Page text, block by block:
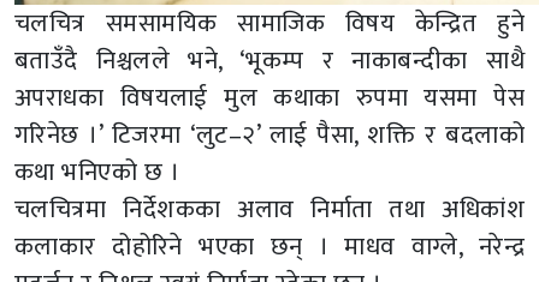
चलचित्र समसामयिक सामाजिक विषय केन्द्रित हुने
बताउँदै निश्चलले भने, ‘भूकम्प र नाकाबन्दीका साथै
अपराधका विषयलाई मुल कथाका रुपमा यसमा पेस
गरिनेछ ।’ टिजरमा ‘लुट–२’ लाई पैसा, शक्ति र बदलाको
कथा भनिएको छ ।
चलचित्रमा निर्देशकका अलाव निर्माता तथा अधिकांश
कलाकार दोहोरिने भएका छन् । माधव वाग्ले, नरेन्द्र